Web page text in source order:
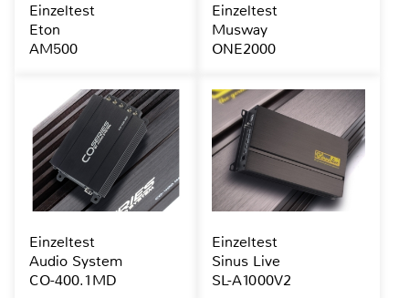
Einzeltest
Eton
AM500
Einzeltest
Musway
ONE2000
Einzeltest
Audio System
CO-400.1MD
Einzeltest
Sinus Live
SL-A1000V2